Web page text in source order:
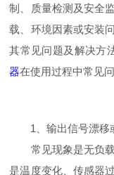
制、质量检测及安全
载、环境因素或安装
其常见问题及解决方
器在使用过程中常见
1、输出信号漂移
常见现象是无负载
是温度变化、传感器